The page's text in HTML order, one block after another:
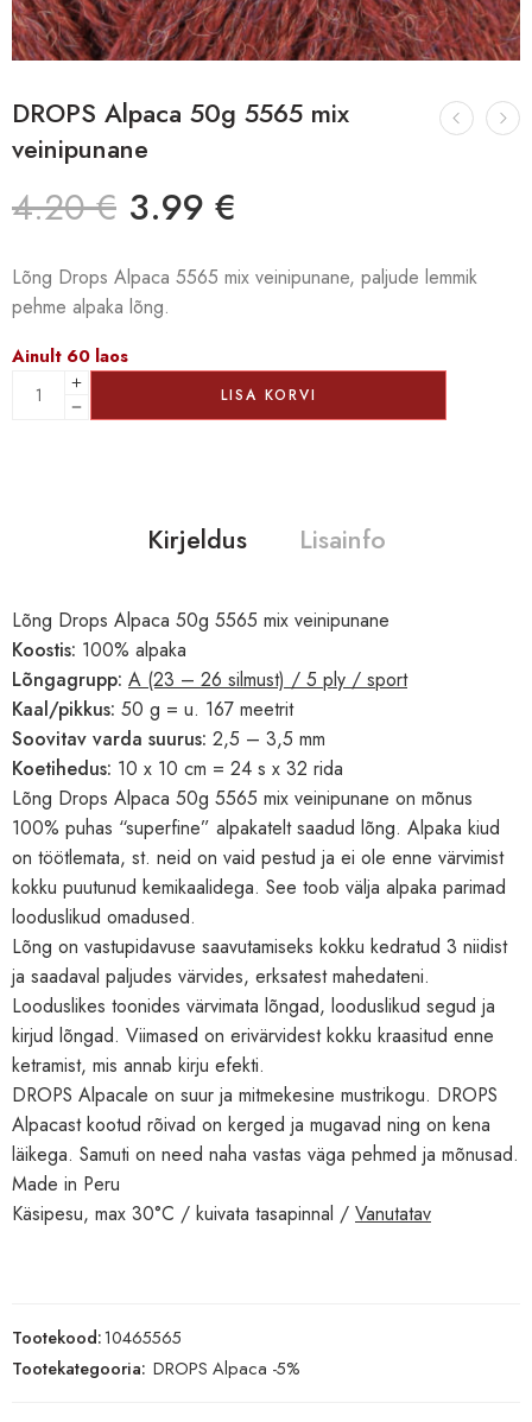
DROPS Alpaca 50g 5565 mix
veinipunane
4.20€ 3.99 €
Lõng Drops Alpaca 5565 mix veinipunane, paljude lemmik
pehme alpaka lõng.
Ainult 60 laos
LISA KORVI
Kirjeldus Lisainfo
Lõng Drops Alpaca 50g 5565 mix veinipunane
Koostis: 100% alpaka
Lõngagrupp: A (23 – 26 silmust) / 5 ply / sport
Kaal/pikkus: 50 g = u. 167 meetrit
Soovitav varda suurus: 2,5 – 3,5 mm
Koetihedus: 10 x 10 cm = 24 s x 32 rida
Lõng Drops Alpaca 50g 5565 mix veinipunane on mõnus
100% puhas “superfine” alpakatelt saadud lõng. Alpaka kiud
on töötlemata, st. neid on vaid pestud ja ei ole enne värvimist
kokku puutunud kemikaalidega. See toob välja alpaka parimad
looduslikud omadused.
Lõng on vastupidavuse saavutamiseks kokku kedratud 3 niidist
ja saadaval paljudes värvides, erksatest mahedateni.
Looduslikes toonides värvimata lõngad, looduslikud segud ja
kirjud lõngad. Viimased on erivärvidest kokku kraasitud enne
ketramist, mis annab kirju efekti.
DROPS Alpacale on suur ja mitmekesine mustrikogu. DROPS
Alpacast kootud rõivad on kerged ja mugavad ning on kena
läikega. Samuti on need naha vastas väga pehmed ja mõnusad.
Made in Peru
Käsipesu, max 30°C / kuivata tasapinnal / Vanutatav
Tootekood:10465565
Tootekategooria: DROPS Alpaca -5%